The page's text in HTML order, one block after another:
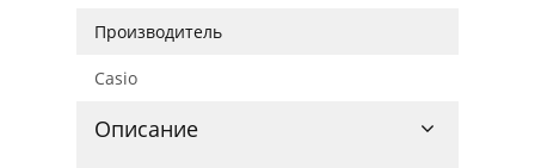
Производитель
Casio
Описание